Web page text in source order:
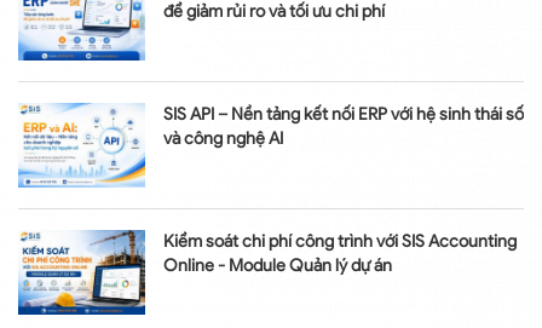
để giảm rủi ro và tối ưu chi phí
SIS API – Nền tảng kết nối ERP với hệ sinh thái số
và công nghệ AI
Kiểm soát chi phí công trình với SIS Accounting
Online - Module Quản lý dự án